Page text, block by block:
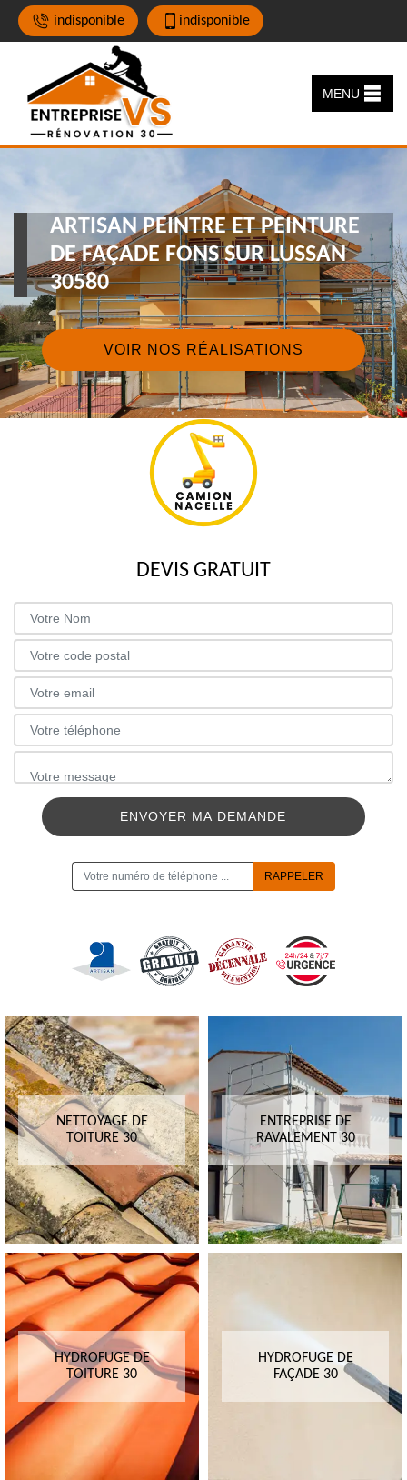
indisponible indisponible
MENU
ARTISAN PEINTRE ET PEINTURE
DE FAÇADE FONS SUR LUSSAN
30580
VOIR NOS RÉALISATIONS
DEVIS GRATUIT
NETTOYAGE DE
TOITURE 30
ENTREPRISE DE
RAVALEMENT 30
HYDROFUGE DE
TOITURE 30
HYDROFUGE DE
FAÇADE 30